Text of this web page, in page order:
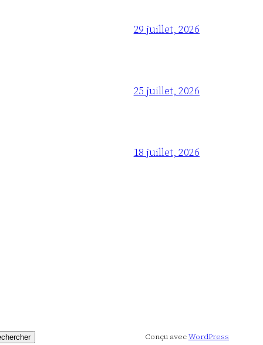
29 juillet, 2026
25 juillet, 2026
18 juillet, 2026
Conçu avecWordPress